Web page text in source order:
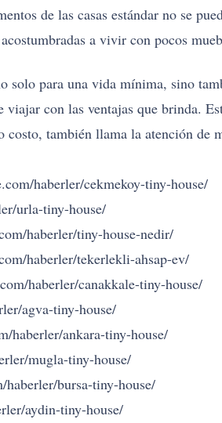
de las casas estándar no se
a vivir con pocos
solo para una vida mínima, sino
viajar con las ventajas que brinda.
también llama la atención de
haberler/cekmekoy-tiny-house/
urla-tiny-house/
haberler/tiny-house-nedir/
haberler/tekerlekli-ahsap-ev/
haberler/canakkale-tiny-house/
agva-tiny-house/
haberler/ankara-tiny-house/
mugla-tiny-house/
bursa-tiny-house/
aydin-tiny-house/